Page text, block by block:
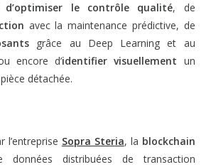
le contrôle qualité, de
avec la maintenance prédictive, de
grâce au Deep Learning et au
encore d’identifier visuellement un
détachée.
l’entreprise Sopra Steria, la blockchain
distribuées de transaction